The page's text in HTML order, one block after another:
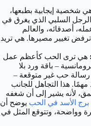
شخصية إيجابية بطبعها،
السلبي الذي يغرق في
أصدقائه، والعالم
تغيير مصيرها. هي تريد
هي ترى الحب كأعظم عمل
– باقة ورد بلا
حب غير متوقعة –
هذا التجاهل للجانب
لأنه يشير إلى أن شغفه
برج الأسد في الحب يوضح أن
وواضحة، وتتوقع المثل في